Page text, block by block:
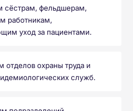
сёстрам, фельдшерам,
работникам,
уход за пациентами.
отделов охраны труда и
служб.